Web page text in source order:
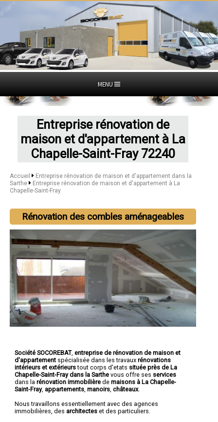
MENU
Entreprise rénovation de
maison et d'appartement à La
Chapelle-Saint-Fray 72240
Accueil
Entreprise rénovation de maison et d'appartement dans la
Sarthe
Entreprise rénovation de maison et d'appartement à La
Chapelle-Saint-Fray
Rénovation des combles aménageables
Société SOCOREBAT, entreprise de rénovation de maison et
d'appartement spécialisée dans les travaux rénovations
intérieurs et extérieurstout corps d'etats située près de La
Chapelle-Saint-Fray dans la Sarthe vous offre ses services
dans la rénovation immobilière de maisons à La Chapelle-
Saint-Fray, appartements manoirs châteaux.
Nous travaillons essentiellement avec des agences
immobilières, des architectes et des particuliers.